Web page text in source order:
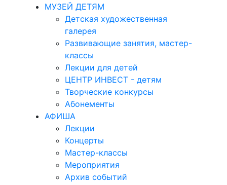
МУЗЕЙ ДЕТЯМ
Детская художественная
галерея
Развивающие занятия, мастер-
классы
Лекции для детей
ЦЕНТР ИНВЕСТ - детям
Творческие конкурсы
Абонементы
АФИША
Лекции
Концерты
Мастер-классы
Мероприятия
Архив событий